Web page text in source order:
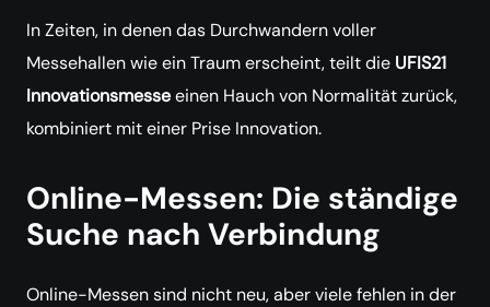
In Zeiten, in denen das Durchwandern voller
Messehallen wie ein Traum erscheint, teilt die UFIS21
Innovationsmesseeinen Hauch von Normalität zurück,
kombiniert mit einer Prise Innovation.
Online-Messen: Die ständige
Suche nach Verbindung
Online-Messen sind nicht neu, aber viele fehlen in der